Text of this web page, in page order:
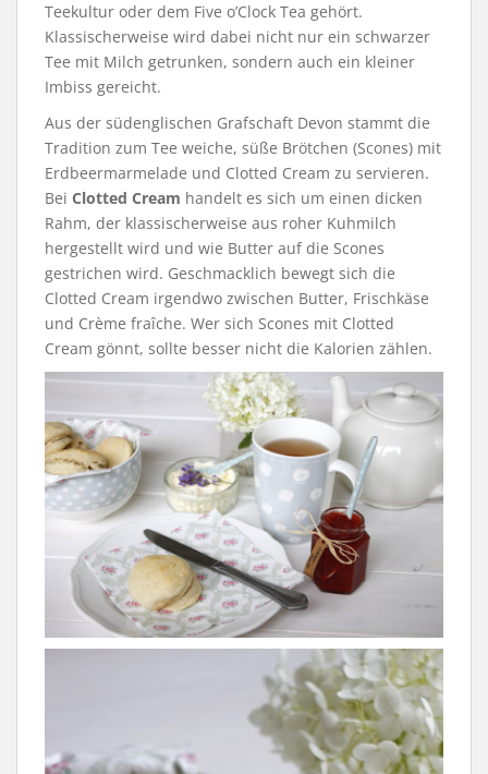
Teekultur oder dem Five o’Clock Tea gehört.
Klassischerweise wird dabei nicht nur ein schwarzer
Tee mit Milch getrunken, sondern auch ein kleiner
Imbiss gereicht.
Aus der südenglischen Grafschaft Devon stammt die
Tradition zum Tee weiche, süße Brötchen (Scones) mit
Erdbeermarmelade und Clotted Cream zu servieren.
Bei Clotted Cream handelt es sich um einen dicken
Rahm, der klassischerweise aus roher Kuhmilch
hergestellt wird und wie Butter auf die Scones
gestrichen wird. Geschmacklich bewegt sich die
Clotted Cream irgendwo zwischen Butter, Frischkäse
und Crème fraîche. Wer sich Scones mit Clotted
Cream gönnt, sollte besser nicht die Kalorien zählen.